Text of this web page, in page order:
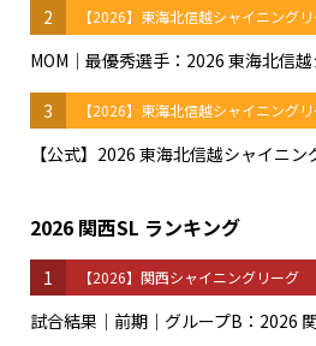
2 【2026】東海北信越シャイニング
MOM｜最優秀選手：2026 東海北信
3 【2026】東海北信越シャイニング
【公式】2026 東海北信越シャイニン
2026 関西SL ランキング
1 【2026】関西シャイニングリーグ
試合結果｜前期｜グループB：2026